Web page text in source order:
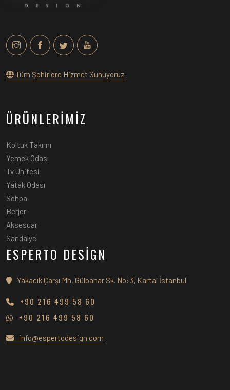
Tüm Şehirlere Hizmet Sunuyoruz.
ÜRÜNLERİMİZ
Koltuk Takımı
Yemek Odası
Tv Ünitesi
Yatak Odası
Sehpa
Berjer
Aksesuar
Sandalye
ESPERTO DESİGN
Yakacık Çarşı Mh, Gülbahar Sk. No:3, Kartal İstanbul
+90 216 499 58 60
+90 216 499 58 60
info@espertodesign.com